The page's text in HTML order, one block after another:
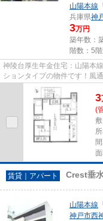
山陽本線 「
兵庫県神
3万円
築年数：
階数：5
神陵台厚生年金住宅：山陽本
ションタイプの物件です！風
す！魅力的で眺望良好な場所で
3
(
賃貸｜アパート Crest垂
山陽本線 「
神戸市西